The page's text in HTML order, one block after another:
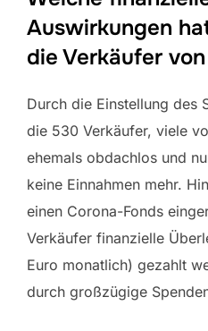
Auswirkungen
die Verkäufer
Durch die Einstellung des
die 530 Verkäufer, viele
ehemals obdachlos und
keine Einnahmen mehr.
einen Corona-Fonds
Verkäufer finanzielle
Euro monatlich) gezahlt
durch großzügige